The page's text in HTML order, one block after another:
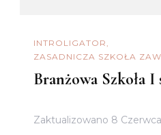
INTROLIGATOR
ZASADNICZA SZKOŁA
Branżowa Szkoła
Zaktualizowano 8